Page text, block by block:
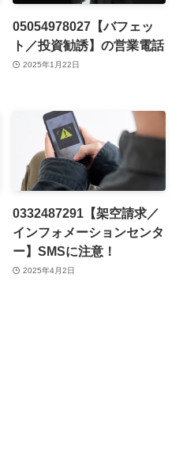
05054978027【バフェッ
ト／投資勧誘】の営業電話
2025年1月22日
0332487291【架空請求／
インフォメーションセンタ
ー】SMSに注意！
2025年4月2日